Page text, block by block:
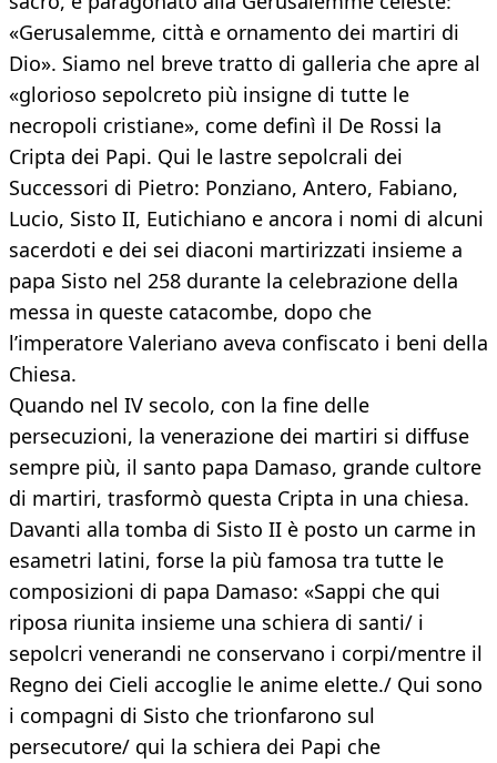
«Gerusalemme, città e ornamento dei martiri di
Dio». Siamo nel breve tratto di galleria che apre al
«glorioso sepolcreto più insigne di tutte le
necropoli cristiane», come definì il De Rossi la
Cripta dei Papi. Qui le lastre sepolcrali dei
Successori di Pietro: Ponziano, Antero, Fabiano,
Lucio, Sisto II, Eutichiano e ancora i nomi di alcuni
sacerdoti e dei sei diaconi martirizzati insieme a
papa Sisto nel 258 durante la celebrazione della
messa in queste catacombe, dopo che
l’imperatore Valeriano aveva confiscato i beni della
Chiesa.
Quando nel IV secolo, con la fine delle
persecuzioni, la venerazione dei martiri si diffuse
sempre più, il santo papa Damaso, grande cultore
di martiri, trasformò questa Cripta in una chiesa.
Davanti alla tomba di Sisto II è posto un carme in
esametri latini, forse la più famosa tra tutte le
composizioni di papa Damaso: «Sappi che qui
riposa riunita insieme una schiera di santi/ i
sepolcri venerandi ne conservano i corpi/mentre il
Regno dei Cieli accoglie le anime elette./ Qui sono
i compagni di Sisto che trionfarono sul
persecutore/ qui la schiera dei Papi che